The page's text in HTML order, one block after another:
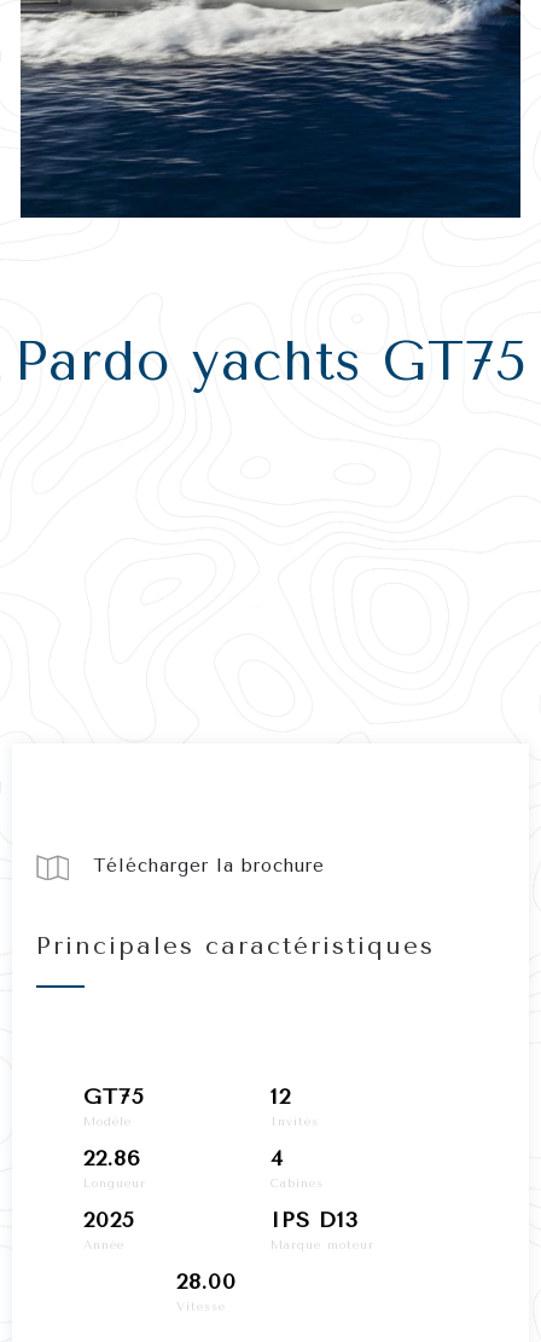
Pardo yachts GT75
Télécharger la brochure
Principales caractéristiques
GT75
Modèle
12
Invités
22.86
Longueur
4
Cabines
2025
Année
IPS D13
Marque moteur
28.00
Vitesse